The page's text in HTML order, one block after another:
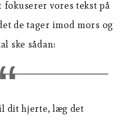
vores tekst på
de tager imod mors og
ske sådan:
dit hjerte, læg det